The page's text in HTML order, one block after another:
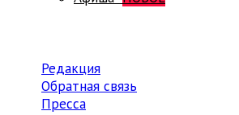
Редакция
Обратная связь
Пресса